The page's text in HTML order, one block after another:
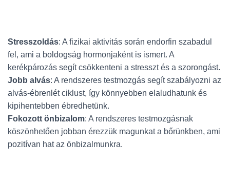
Stresszoldás: A fizikai aktivitás során endorfin szabadul
fel, ami a boldogság hormonjaként is ismert. A
kerékpározás segít csökkenteni a stresszt és a szorongást.
Jobb alvás: A rendszeres testmozgás segít szabályozni az
alvás-ébrenlét ciklust, így könnyebben elaludhatunk és
kipihentebben ébredhetünk.
Fokozott önbizalom: A rendszeres testmozgásnak
köszönhetően jobban érezzük magunkat a bőrünkben, ami
pozitívan hat az önbizalmunkra.